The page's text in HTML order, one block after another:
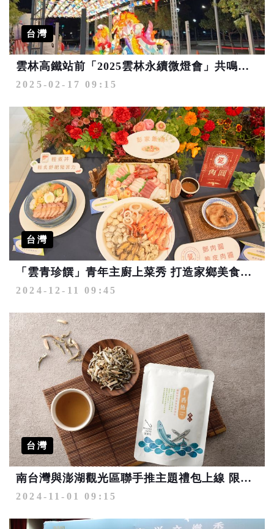
台灣
雲林高鐵站前「2025雲林永續微燈會」共鳴山海之美傳遞環保生活
2025-02-17 09:15
台灣
「雲青珍饌」青年主廚上菜秀 打造家鄉美食新風貌
2024-12-11 09:45
台灣
南台灣與澎湖觀光區聯手推主題禮包上線 限量千元商品199元帶回家
2024-11-01 09:15